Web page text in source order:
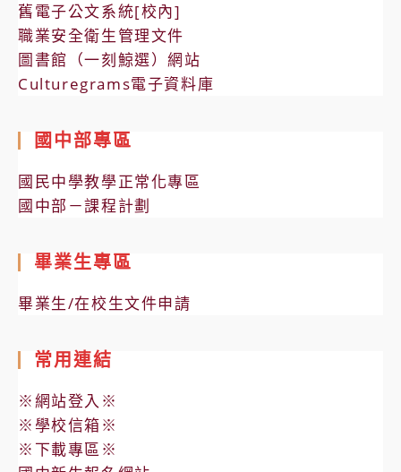
舊電子公文系統[校內]
職業安全衛生管理文件
圖書館（一刻鯨選）網站
Culturegrams電子資料庫
國中部專區
國民中學教學正常化專區
國中部－課程計劃
畢業生專區
畢業生/在校生文件申請
常用連結
※網站登入※
※學校信箱※
※下載專區※